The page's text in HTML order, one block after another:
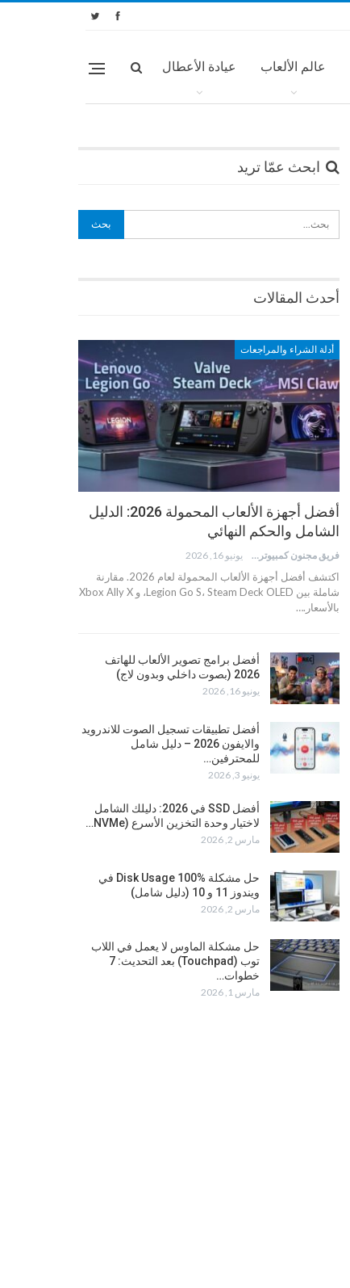
عالم الألعاب عيادة الأعطال
ابحث عمّا تريد
أحدث المقالات
أدلة الشراء والمراجعات
أفضل أجهزة الألعاب المحمولة 2026: الدليل
الشامل والحكم النهائي
فريق مجنون كمبيوتر يونيو 16, 2026
اكتشف أفضل أجهزة الألعاب المحمولة لعام 2026. مقارنة
شاملة بين Legion Go S، Steam Deck OLED، و Xbox Ally X
بالأسعار.…
أفضل برامج تصوير الألعاب للهاتف
2026 (بصوت داخلي وبدون لاج)
يونيو 16, 2026
أفضل تطبيقات تسجيل الصوت للاندرويد
والايفون 2026 – دليل شامل
للمحترفين…
يونيو 3, 2026
أفضل SSD في 2026: دليلك الشامل
لاختيار وحدة التخزين الأسرع (NVMe…
مارس 2, 2026
حل مشكلة Disk Usage 100% في
ويندوز 11 و 10 (دليل شامل)
مارس 2, 2026
حل مشكلة الماوس لا يعمل في اللاب
توب (Touchpad) بعد التحديث: 7
خطوات…
مارس 1, 2026